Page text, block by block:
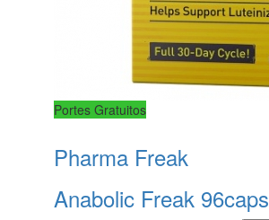
Portes Gratuitos
Pharma Freak
Anabolic Freak 96caps